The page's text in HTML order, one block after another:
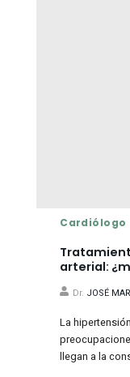
Cardiólogo
arterial:
Dr. JOSÉ
La
llegan a la